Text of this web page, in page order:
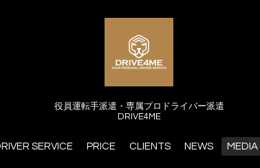
役員運転手派遣・専属プロドライバー派遣
DRIVE4ME
SERVICE PRICE CLIENTS NEWS MEDIA